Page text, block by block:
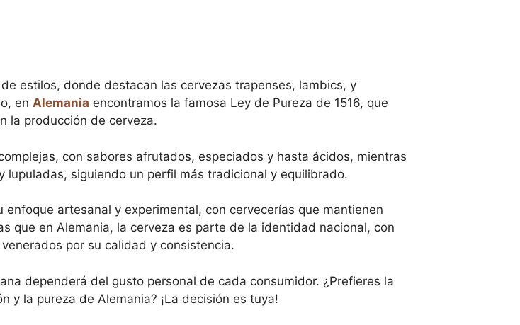
estilos, donde destacan las cervezas trapenses, lambics, y
en Alemania encontramos la famosa Ley de Pureza de 1516, que
la producción de cerveza.
con sabores afrutados, especiados y hasta ácidos, mientras
siguiendo un perfil más tradicional y equilibrado.
enfoque artesanal y experimental, con cervecerías que mantienen
que en Alemania, la cerveza es parte de la identidad nacional, con
por su calidad y consistencia.
dependerá del gusto personal de cada consumidor. ¿Prefieres la
y la pureza de Alemania? ¡La decisión es tuya!